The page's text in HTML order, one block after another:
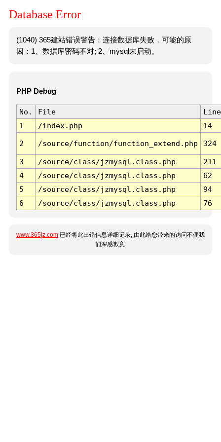
Database Error
(1040) 365建站错误警告：连接数据库失败，可能的原
因：1、数据库密码不对; 2、mysql未启动。
PHP Debug
No. File
Line
1
/index.php 14
2 /source/function/function_extend.php 324
3 /source/class/jzmysql.class.php
211
4
/source/class/jzmysql.class.php
62
5
/source/class/jzmysql.class.php
94
6
/source/class/jzmysql.class.php 76
www.365jz.com 已经将此出错信息详细记录, 由此给您带来的访问不便我
们深感歉意.